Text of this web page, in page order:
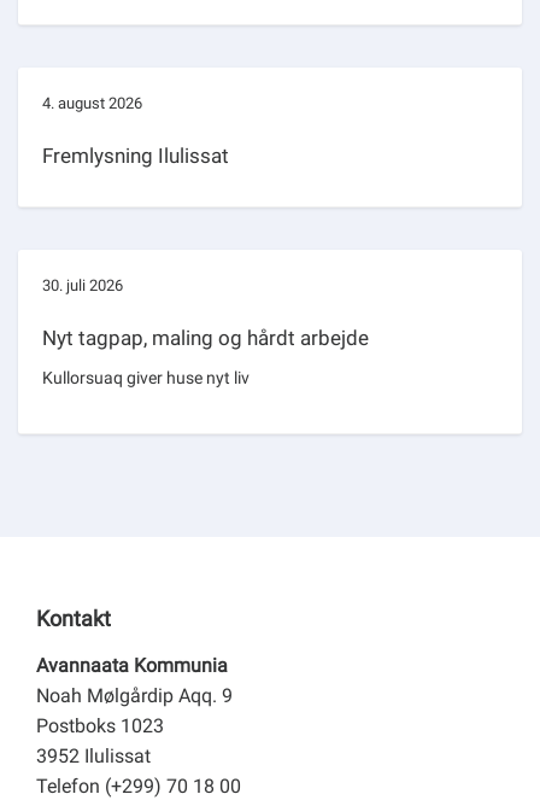
4. august 2026
Fremlysning Ilulissat
30. juli 2026
Nyt tagpap, maling og hårdt arbejde
Kullorsuaq giver huse nyt liv
Kontakt
Avannaata Kommunia
Noah Mølgårdip Aqq. 9
Postboks 1023
3952 Ilulissat
Telefon (+299) 70 18 00